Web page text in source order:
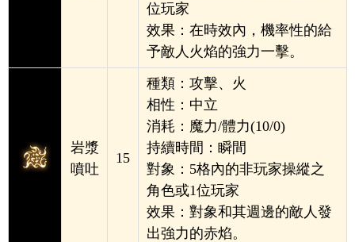
位玩家
效果：在時效內，機率性的給
予敵人火焰的強力一擊。
岩漿
噴吐
15
種類：攻擊、火
相性：中立
消耗：魔力/體力(10/0)
持續時間：瞬間
對象：5格內的非玩家操縱之
角色或1位玩家
效果：對象和其週邊的敵人發
出強力的赤焰。